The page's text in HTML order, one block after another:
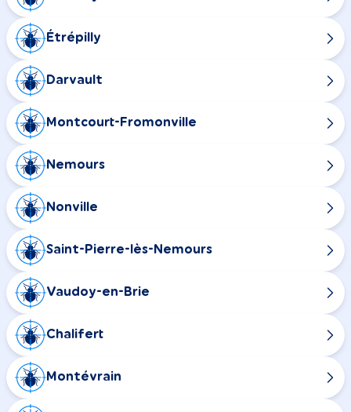
Étrépilly
Darvault
Montcourt-Fromonville
Nemours
Nonville
Saint-Pierre-lès-Nemours
Vaudoy-en-Brie
Chalifert
Montévrain